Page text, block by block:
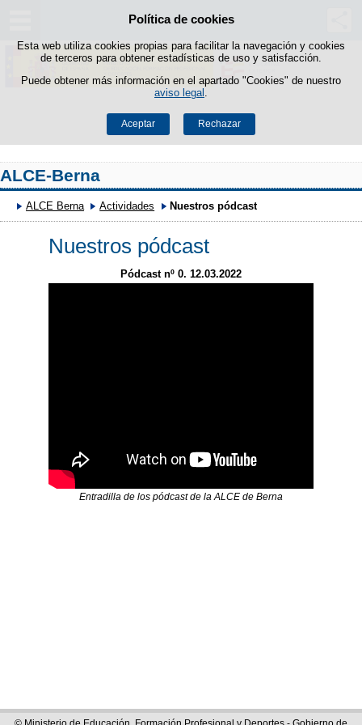
Política de cookies
Esta web utiliza cookies propias para facilitar la navegación y cookies
de terceros para obtener estadísticas de uso y satisfacción.
Puede obtener más información en el apartado "Cookies" de nuestro
aviso legal
Aceptar Rechazar
Saltar al contenido
ALCE-Berna
ALCE Berna Actividades Nuestros pódcast
Nuestros pódcast
Pódcast nº 0. 12.03.2022
Entradilla de los pódcast de la ALCE de Berna